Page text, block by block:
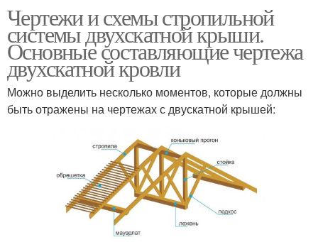
Чертежи и схемы стропильной
системы двухскатной крыши.
Основные составляющие чертежа
двухскатной кровли
Можно выделить несколько моментов, которые должны
быть отражены на чертежах с двускатной крышей: